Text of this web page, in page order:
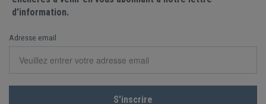
d'information.
Adresse email